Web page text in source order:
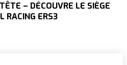
– DÉCOUVRE LE SIÈGE
RACING ERS3